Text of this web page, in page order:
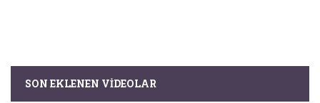
SON EKLENEN VIDEOLAR